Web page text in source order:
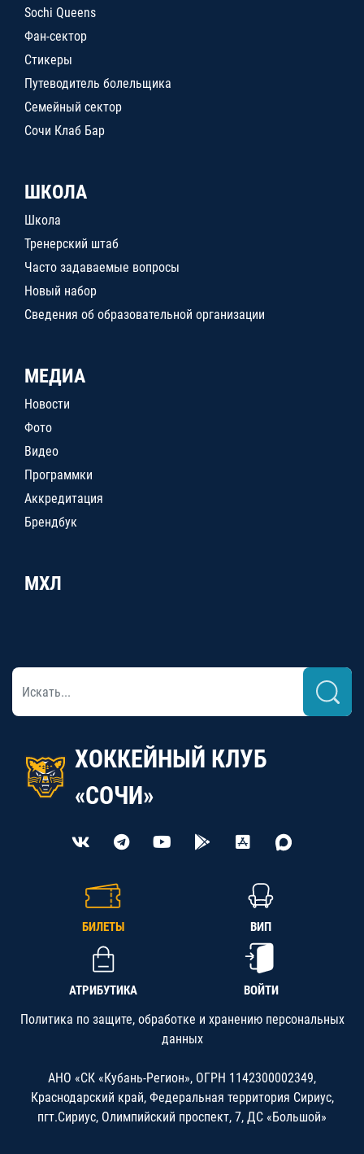
Sochi Queens
Фан-сектор
Стикеры
Путеводитель болельщика
Семейный сектор
Сочи Клаб Бар
ШКОЛА
Школа
Тренерский штаб
Часто задаваемые вопросы
Новый набор
Сведения об образовательной организации
МЕДИА
Новости
Фото
Видео
Программки
Аккредитация
Брендбук
МХЛ
ХОККЕЙНЫЙ КЛУБ
«СОЧИ»
БИЛЕТЫ ВИП
АТРИБУТИКА ВОЙТИ
Политика по защите, обработке и хранению персональных
данных
АНО «СК «Кубань-Регион», ОГРН 1142300002349,
Краснодарский край, Федеральная территория Сириус,
пгт.Сириус, Олимпийский проспект, 7, ДС «Большой»